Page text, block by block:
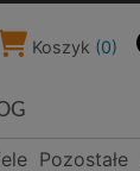
Koszyk (0)
Pozostałe